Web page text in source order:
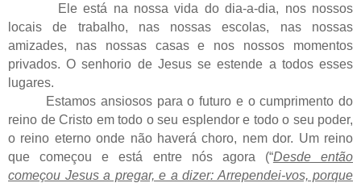
Ele está na nossa vida do dia-a-dia, nos nossos
locais de trabalho, nas nossas escolas, nas nossas
amizades, nas nossas casas e nos nossos momentos
privados. O senhorio de Jesus se estende a todos esses
lugares.
Estamos ansiosos para o futuro e o cumprimento do
reino de Cristo em todo o seu esplendor e todo o seu poder,
o reino eterno onde não haverá choro, nem dor. Um reino
que começou e está entre nós agora (“Desde então
começou Jesus a pregar, e a dizer: Arrependei-vos, porque